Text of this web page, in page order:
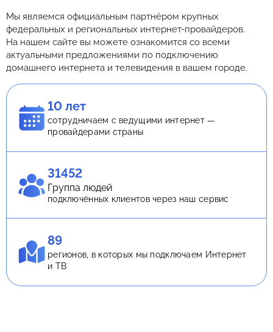
Мы являемся официальным партнёром крупных
федеральных и региональных интернет-провайдеров.
На нашем сайте вы можете ознакомится со всеми
актуальными предложениями по подключению
домашнего интернета и телевидения в вашем городе.
10 лет
сотрудничаем с ведущими интернет —
провайдерами страны
31452
Группа людей
подключённых клиентов через наш сервис
89
регионов, в которых мы подключаем Интернет
и ТВ